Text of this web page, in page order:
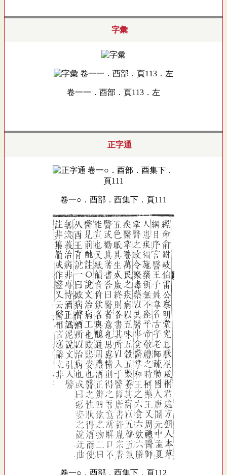
字彙
卷一一．酉部．頁113．左
正字通
卷一○．酉部．酉集下．頁111
卷一○．酉部．酉集下．頁112